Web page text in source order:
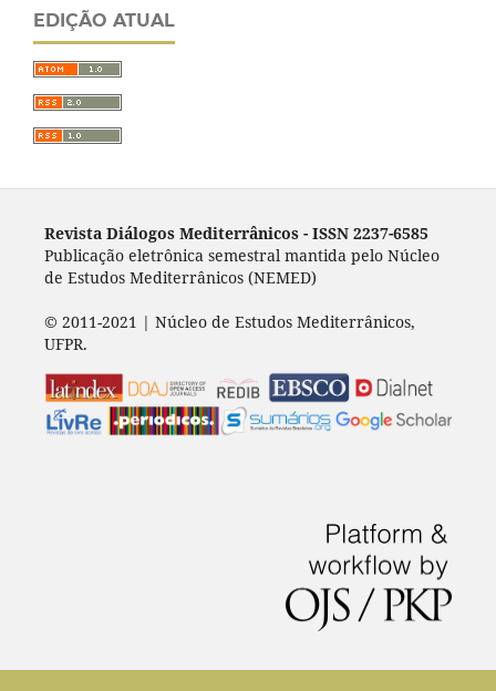
EDIÇÃO ATUAL
Revista Diálogos Mediterrânicos - ISSN 2237-6585
Publicação eletrônica semestral mantida pelo Núcleo
de Estudos Mediterrânicos (NEMED)
© 2011-2021 | Núcleo de Estudos Mediterrânicos,
UFPR.